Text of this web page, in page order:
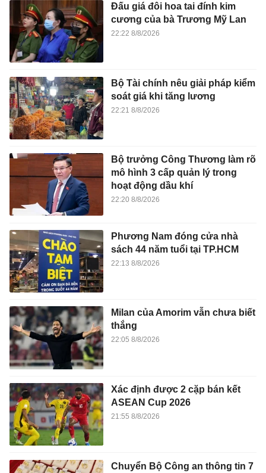
Đấu giá đôi hoa tai đính kim
cương của bà Trương Mỹ Lan
22:22 8/8/2026
Bộ Tài chính nêu giải pháp kiểm
soát giá khi tăng lương
22:21 8/8/2026
Bộ trưởng Công Thương làm rõ
mô hình 3 cấp quản lý trong
hoạt động dầu khí
22:20 8/8/2026
Phương Nam đóng cửa nhà
sách 44 năm tuổi tại TP.HCM
22:13 8/8/2026
Milan của Amorim vẫn chưa biết
thắng
22:05 8/8/2026
Xác định được 2 cặp bán kết
ASEAN Cup 2026
21:55 8/8/2026
Chuyển Bộ Công an thông tin 7